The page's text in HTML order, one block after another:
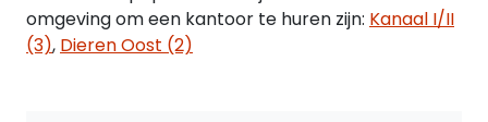
Bankgarantie of waarborgsom ter grootte van 3
maanden huur inclusief BTW.
omgeving om een kantoor te huren zijn: Kanaal I/II
(3), Dieren Oost (2)